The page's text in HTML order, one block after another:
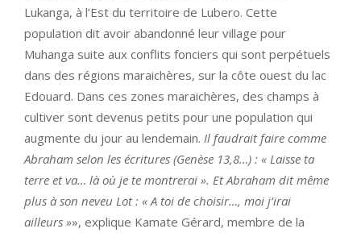
Lukanga, à l’Est du territoire de Lubero. Cette
population dit avoir abandonné leur village pour
Muhanga suite aux conflits fonciers qui sont perpétuels
dans des régions maraichères, sur la côte ouest du lac
Edouard. Dans ces zones maraichères, des champs à
cultiver sont devenus petits pour une population qui
augmente du jour au lendemain. Il faudrait faire comme
Abraham selon les écritures (Genèse 13,8…) : « Laisse ta
terre et va… là où je te montrerai ». Et Abraham dit même
plus à son neveu Lot : « A toi de choisir…, moi j’irai
ailleurs »», explique Kamate Gérard, membre de la